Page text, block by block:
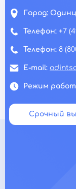
Город:
Телефон: +7
Телефон: 8
E-mail:
Режим
Срочный